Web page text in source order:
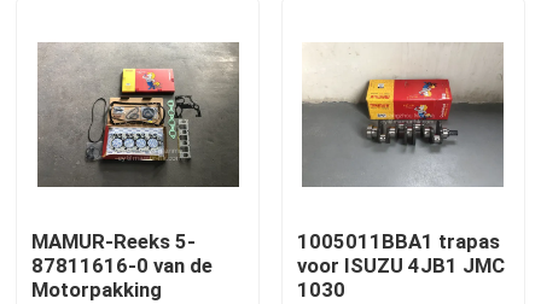
Ongeveer ons
Fabrieksreis
Kwaliteitscontrole
MAMUR-Reeks 5-
87811616-0 van de
Motorpakking
1005011BBA1 trapas
voor ISUZU 4JB1 JMC
1030